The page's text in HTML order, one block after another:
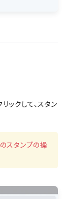
ックして、スタン
スタンプの操